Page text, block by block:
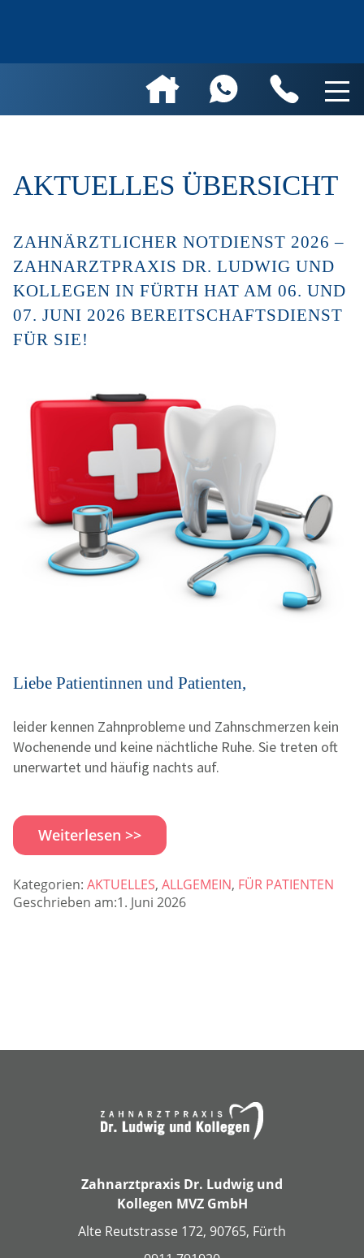
AKTUELLES ÜBERSICHT
ZAHNÄRZTLICHER NOTDIENST 2026 –
ZAHNARZTPRAXIS DR. LUDWIG UND
KOLLEGEN IN FÜRTH HAT AM 06. UND
07. JUNI 2026 BEREITSCHAFTSDIENST
FÜR SIE!
Liebe Patientinnen und Patienten,
leider kennen Zahnprobleme und Zahnschmerzen kein
Wochenende und keine nächtliche Ruhe. Sie treten oft
unerwartet und häufig nachts auf.
Weiterlesen >>
Kategorien: AKTUELLES, ALLGEMEIN, FÜR PATIENTEN
Geschrieben am:1. Juni 2026
Zahnarztpraxis Dr. Ludwig und
Kollegen MVZ GmbH
Alte Reutstrasse 172, 90765, Fürth